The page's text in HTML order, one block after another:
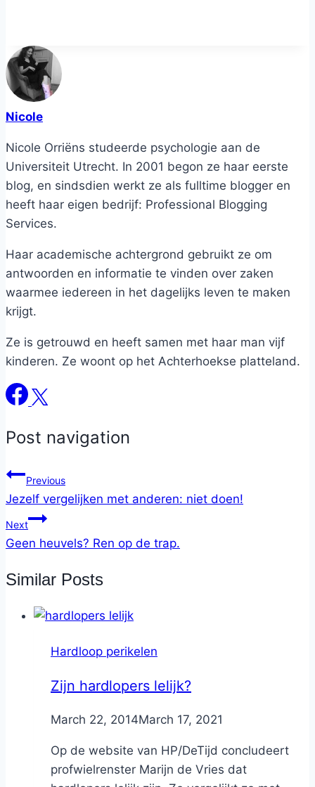
Nicole
Nicole Orriëns studeerde psychologie aan de
Universiteit Utrecht. In 2001 begon ze haar eerste
blog, en sindsdien werkt ze als fulltime blogger en
heeft haar eigen bedrijf: Professional Blogging
Services.
Haar academische achtergrond gebruikt ze om
antwoorden en informatie te vinden over zaken
waarmee iedereen in het dagelijks leven te maken
krijgt.
Ze is getrouwd en heeft samen met haar man vijf
kinderen. Ze woont op het Achterhoekse platteland.
Post navigation
Previous
Jezelf vergelijken met anderen: niet doen!
Next
Geen heuvels? Ren op de trap.
Similar Posts
Hardloop perikelen
Zijn hardlopers lelijk?
ByNicole
March 22, 2014March 17, 2021
Op de website van HP/DeTijd concludeert
profwielrenster Marijn de Vries dat